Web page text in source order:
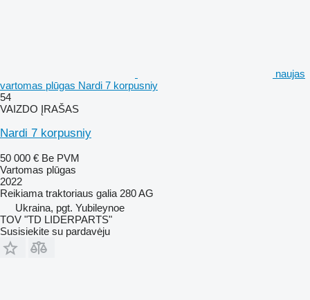
naujas
vartomas plūgas Nardi 7 korpusniy
54
VAIZDO ĮRAŠAS
Nardi 7 korpusniy
50 000 € Be PVM
Vartomas plūgas
2022
Reikiama traktoriaus galia 280 AG
Ukraina, pgt. Yubileynoe
TOV "TD LIDERPARTS"
Susisiekite su pardavėju